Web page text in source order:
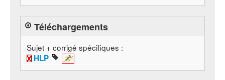
Téléchargements
Sujet + corrigé spécifiques :
HLP